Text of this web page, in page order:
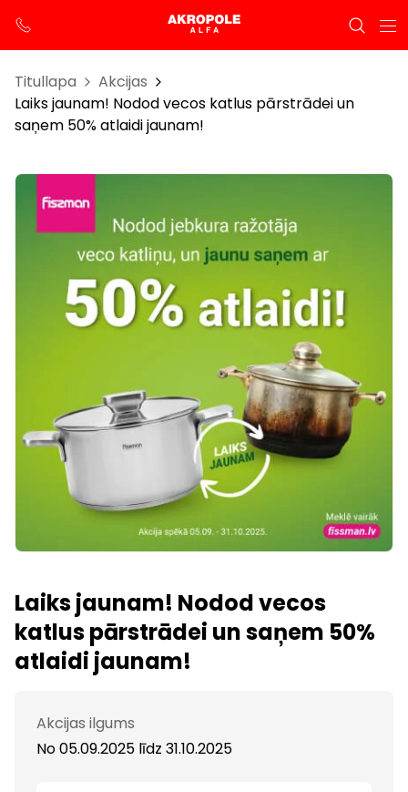
Titullapa
Akcijas
Laiks jaunam! Nodod vecos katlus pārstrādei un
saņem 50% atlaidi jaunam!
Laiks jaunam! Nodod vecos
katlus pārstrādei un saņem 50%
atlaidi jaunam!
Akcijas ilgums
No 05.09.2025 līdz 31.10.2025